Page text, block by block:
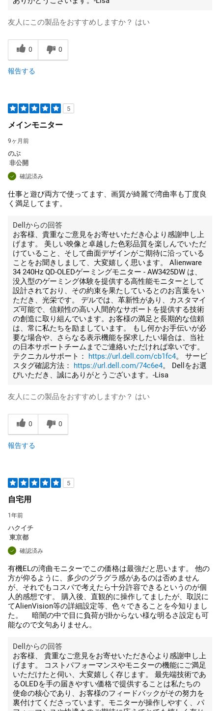
友人にこの製品をおすすめしますか？ はい
0 0
報告する
5
メインモニター
9ヶ月前
のぶ
非公開
確認済み
仕事と遊び両方で使ってます、画質が綺麗で湾曲率も丁度良
く満足してます。
Dellからの回答
お客様、貴重なご意見をお寄せいただき心より感謝申し上
げます。 美しい映像と卓越した色彩品質を楽しんでいただ
けていること、そして曲面デザインがご期待に沿っている
ことをお聞きしまして、大変嬉しく思います。 Alienware
34 240Hz QD-OLEDゲーミングモニター - AW3425DW は、
没入型のゲーミング体験を提供する高性能モニターとして
設計されており、その約束を果たしているとのお言葉をい
ただき、光栄です。 デルでは、革新性があり、カスタマイ
ズ可能で、信頼性の高い人間的なサポートを提供する技術
の創造に取り組んでいます。お客様の満足と長期的な信頼
は、常に私たちを励ましています。 もし何かお手伝いが必
要な場合や、さらなる表示機能を探求したい場合は、当社
の日本サポートチームまでご連絡いただければ幸いです。
テクニカルサポート：
https://url.dell.com/cb1fc4。 サービ
スタグ確認方法：
https://url.dell.com/74c6e4。 Dellをお選
びいただき、誠にありがとうございます。-Lisa
友人にこの製品をおすすめしますか？ はい
0 0
報告する
5
自宅用
1年前
ハクイチ
東京都
確認済み
有機ELの湾曲モニターでこの価格は最強だと思います。 他の
方が仰るように、多少のグラグラ感があるのは否めません
が、それでもコスパで考えたら十分許容できるというのが個
人的感想です。 購入後、直観的に操作してましたが、取説に
てAlienVision等の詳細設定等、色々できることを今知りまし
た。 暗闇の中で目に負荷が掛からない様な明るさ設定も可
能なので文句ありません。
Dellからの回答
お客様、 貴重なご意見をお寄せいただき心より感謝申し上
げます。 コストパフォーマンスやモニターの機能にご満足
いただけたと伺い、大変嬉しく存じます。 最先端技術であ
るOLEDを手の届きやすい価格で提供することは私たちの
使命の核心であり、お客様のフィードバックがその努力を
裏付けてくださっています。モニターが操作しやすく、パ